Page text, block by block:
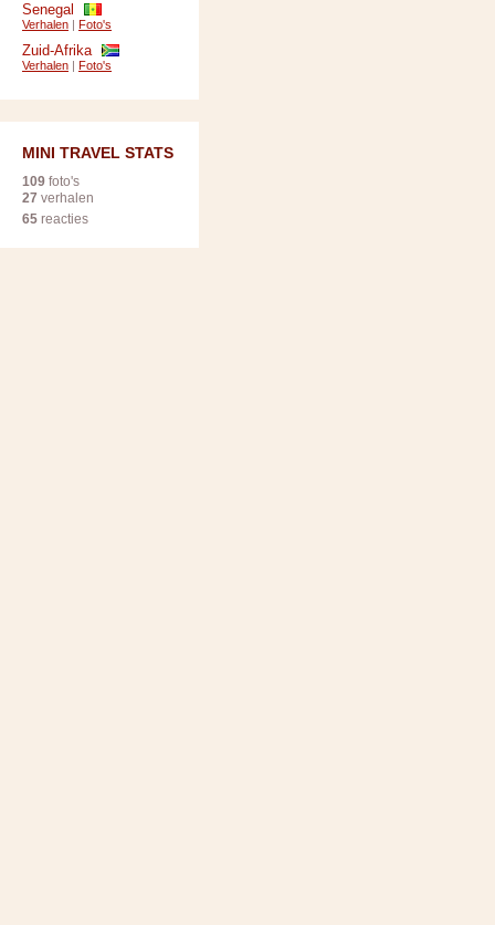
Senegal
Verhalen | Foto's
Zuid-Afrika
Verhalen | Foto's
MINI TRAVEL STATS
109 foto's
27 verhalen
65 reacties